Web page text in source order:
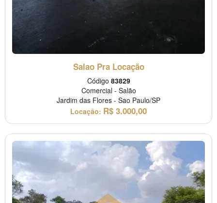
Salao Pra Locação
Código 83829
Comercial - Salão
Jardim das Flores - Sao Paulo/SP
Locação: R$ 3.000,00